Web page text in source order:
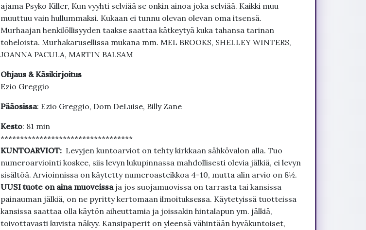
ajama Psyko Killer, Kun vyyhti selviää se onkin ainoa joka selviää. Kaikki muu
muuttuu vain hullummaksi. Kukaan ei tunnu olevan olevan oma itsensä.
Murhaajan henkilöllisyyden taakse saattaa kätkeytyä kuka tahansa tarinan
toheloista. Murhakarusellissa mukana mm. MEL BROOKS, SHELLEY WINTERS,
JOANNA PACULA, MARTIN BALSAM
Ohjaus & Käsikirjoitus
Ezio Greggio
Pääosissa: Ezio Greggio, Dom DeLuise, Billy Zane
Kesto: 81 min
**********************************
KUNTOARVIOT: Levyjen kuntoarviot on tehty kirkkaan sähkövalon alla. Tuo
numeroarviointi koskee, siis levyn lukupinnassa mahdollisesti olevia jälkiä, ei levyn
sisältöä. Arvioinnissa on käytetty numeroasteikkoa 4-10, mutta alin arvio on 8½.
UUSI tuote on aina muoveissa ja jos suojamuovissa on tarrasta tai kansissa
painauman jälkiä, on ne pyritty kertomaan ilmoituksessa. Käytetyissä tuotteissa
kansissa saattaa olla käytön aiheuttamia ja joissakin hintalapun ym. jälkiä,
toivottavasti kuvista näkyy. Kansipaperit on yleensä vähintään hyväkuntoiset,